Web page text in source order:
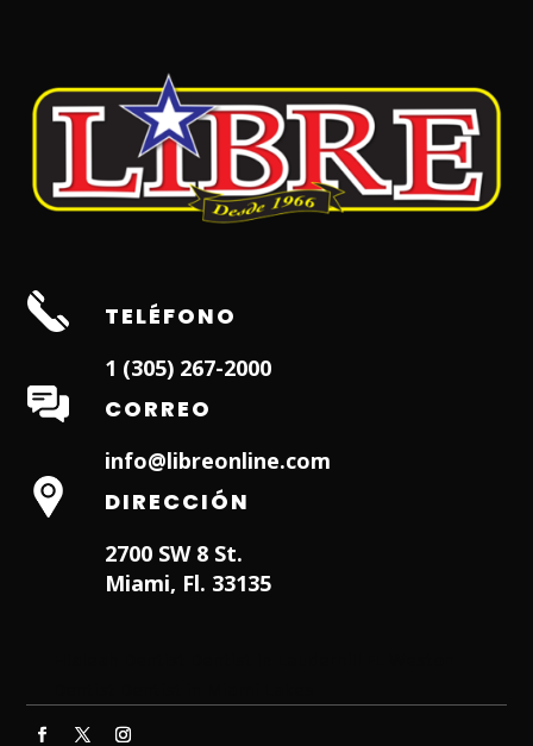
TELÉFONO
1 (305) 267-2000
CORREO
info@libreonline.com
DIRECCIÓN
2700 SW 8 St.
Miami, Fl. 33135